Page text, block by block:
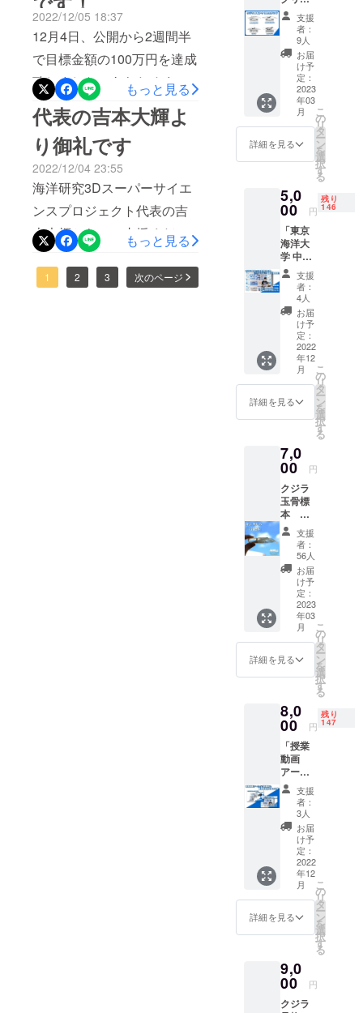
ククジラについて」特別授
業の最後には、質疑応答の
時間を設けますので、ご自
身が抱えているクジラや海
洋に関する質問をする事が
出来ます。授業の日時は12
月24日（土）10:30〜12:00
開催場所は東京海洋大学を
予定しております。（※本リ
ターンを選んで頂いた方に
は、詳細を追ってご連絡致
します。また、授業に参加
が出来なかった場合でも支
プロジェクトを応援してく
ださっている方も、このク
ラファンを通じて初めて
知っていただけた方もい
らっしゃいます。面白そう
な活動だな、意味がある取
り組みだななどと、少しで
も関心をお持ちいただけて
いたら嬉しいです！お気持
ちに応えられるよう、チー
ムみんなでがんばりますの
で、これからも見守ってく
2022/12/05 18:37
12月4日、公開から2週間半
で目標金額の100万円を達成
致しました。あらためまし
て、皆様のご支援、誠にあ
りがとうございました！ク
ラウドファンディング終了
の12月11日（日）まであと
6日です。短い時間ではござ
いますが、未来の海洋研究
の発展のため、また本プロ
ジェクトをより多くの人に
認知いただくためにも、残
もっと見る
代表の吉本大輝よ
り御礼です
2022/12/04 23:55
海洋研究3Dスーパーサイエ
ンスプロジェクト代表の吉
本大輝から、ご支援くだ
さった皆様へ御礼のメッ
セージです。＊＊＊＊＊＊
もっと見る
1 2 3 次のページ
「鯨類
骨格の
特徴」
「鯨類
骨格標
本の作
り方」
（※一
部、受
講して
いる生
能性が
ござい
ます）
スタン
ド クジ
ラの骨
格標本
を基に
制作し
たクジ
ラの骨
格が視
覚的に
わかる
おしゃ
れなア
スタン
ドで
す。 ※
備考欄
にてA B
C Dのい
ずれか
をお選
びくだ
さい
コクク
ジラはD
となり
ます。
発送は3
月を予
定して
支援
者：
9人
お届
け予
定：
2023
年03
月
詳細を見る
こ
の
リ
タ
ー
ン
を
選
択
す
る
5,0
00 円
残り
146
「東京
海洋大
学 中村
玄助教
による
授業参
加券 (質
疑応答
り）」
本リ
ターン
を選ん
でいた
だいた
方向け
授業を
行いま
す。 授
業「鯨
類のス
トラン
ディン
グ対
応」
「希少
種コク
クジラ
につい
て」 ま
た授業
の最後
に質疑
すので
自身が
抱えて
いるク
ジラや
海洋に
関する
質問を
する事
が出来
ます。
授業の
日時は
12月24
（土）
10:30〜
京海洋
大学を
ており
支援
者：
4人
お届
け予
定：
2022
年12
月
詳細を見る
こ
の
リ
タ
ー
ン
を
選
択
す
る
7,0
00 円
クジラ
玉骨標
本
10cmサ
イズ ク
ジラの
骨格標
本を基
に制作
したク
ジラの
骨格構
造が視
覚的に
わかる
「玉骨
があな
たの家
に届き
ます。
※備考欄
にてA B
C Dのい
ずれか
をお選
びくだ
さい
発送は3
月を予
定して
おりま
す。
サンプ
マッコ
ウクジ
ラ
（10cm
支援
者：
56人
お届
け予
定：
2023
年03
月
詳細を見る
こ
の
リ
タ
ー
ン
を
選
択
す
る
8,0
00 円
残り
147
「授業
動画
アーカ
イブ視
聴券と
授業参
加券の
セット
券」 東
京海洋
大学の
中村 玄
助教に
よる 授
業「鯨
類骨格
徴」
「鯨類
骨格標
本の作
支援
者：
3人
お届
け予
定：
2022
年12
月
詳細を見る
こ
の
リ
タ
ー
ン
を
選
択
す
る
9,0
00 円
クジラ